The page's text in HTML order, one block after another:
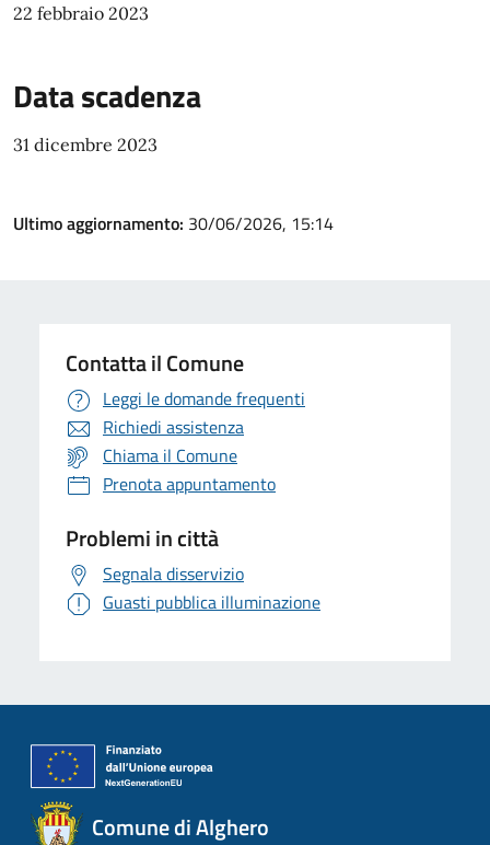
22 febbraio 2023
Data scadenza
31 dicembre 2023
Ultimo aggiornamento: 30/06/2026, 15:14
Contatta il Comune
Leggi le domande frequenti
Richiedi assistenza
Chiama il Comune
Prenota appuntamento
Problemi in città
Segnala disservizio
Guasti pubblica illuminazione
Comune di Alghero